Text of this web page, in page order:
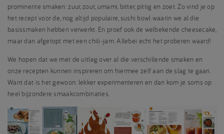
prominente smaken: zuur, zout, umami, bitter, pittig en zoet. Zo vind je op
het recept voor de, nog altijd populaire, sushi bowl waarin we al die
basissmaken hebben verwerkt. En proef ook de welbekende cheesecake,
maar dan afgetopt met een chili-jam. Allebei echt het proberen waard!
We hopen dat we met de uitleg over al die verschillende smaken en
onze recepten kunnen inspireren om hiermee zelf aan de slag te gaan.
Want dat is het gewoon: lekker experimenteren en dan kom je soms op
heel bijzondere smaakcombinaties.